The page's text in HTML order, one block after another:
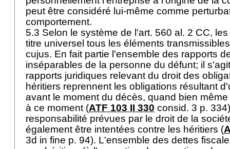
peut être considéré lui-même comme
comportement.
5.3 Selon le système de l'art. 560 al. 2 CC,
titre universel tous les éléments
cujus. En fait partie l'ensemble des rapports
inséparables de la personne du défunt; il
rapports juridiques relevant du droit des
héritiers reprennent les obligations résultant
avant le moment du décès, quand bien
à ce moment (ATF 103 II 330 consid. 3 p.
responsabilité prévues par le droit de la
également être intentées contre les héritiers (
3d in fine p. 94). L'ensemble des dettes